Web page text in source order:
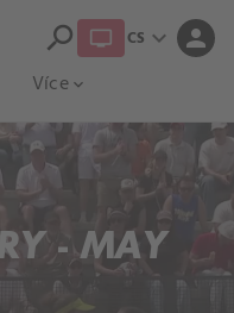
Více expand_more
search CS expand_more person
- MAY